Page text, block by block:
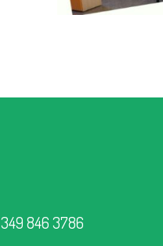
349 846 3786